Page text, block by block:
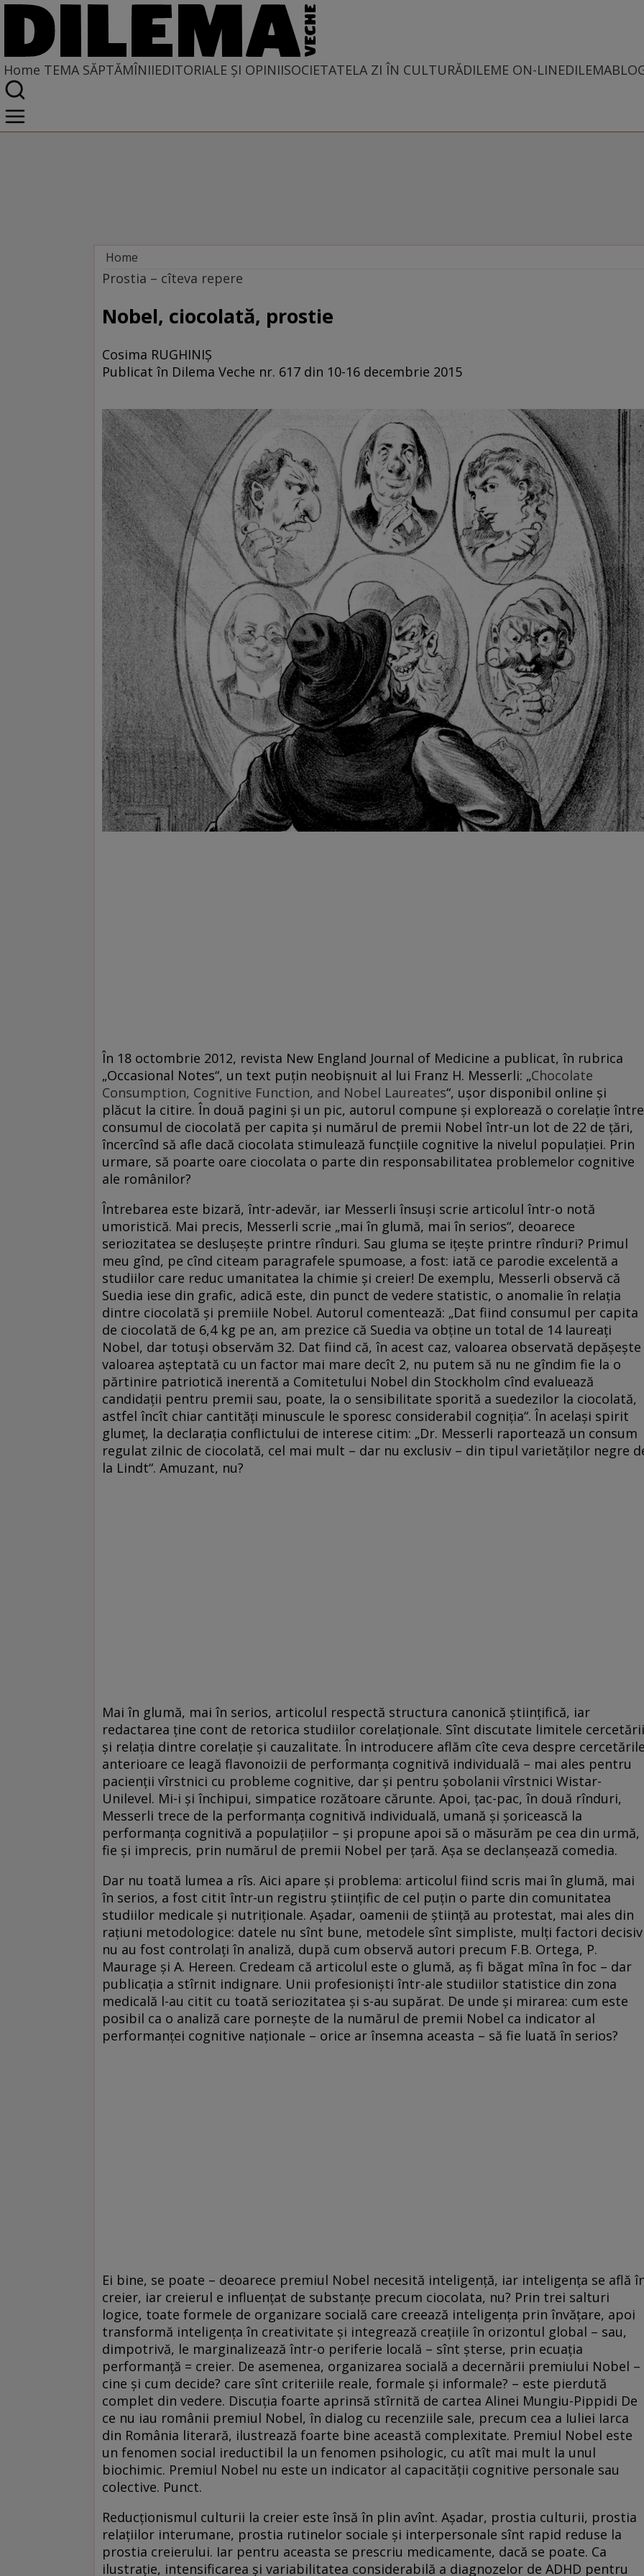
Home TEMA SĂPTĂMÎNIIEDITORIALE ȘI OPINIISOCIETATELA ZI ÎN CULTURĂDILEME ON-LINE
Home
Tema săptămînii
Prostia – cîteva repere
Nobel, ciocolată, prostie
Cosima RUGHINIŞ
Publicat în Dilema Veche nr. 617 din 10-16 decembrie 2015
În 18 octombrie 2012, revista New England Journal of Medicine a publicat, în rubrica
„Occasional Notes“, un text puţin neobişnuit al lui Franz H. Messerli: „Chocolate
Consumption, Cognitive Function, and Nobel Laureates“, uşor disponibil online şi
plăcut la citire. În două pagini şi un pic, autorul compune şi explorează o corelaţie între
consumul de ciocolată per capita şi numărul de premii Nobel într-un lot de 22 de ţări,
încercînd să afle dacă ciocolata stimulează funcţiile cognitive la nivelul populaţiei. Prin
urmare, să poarte oare ciocolata o parte din responsabilitatea problemelor cognitive
ale românilor?
Întrebarea este bizară, într-adevăr, iar Messerli însuşi scrie articolul într-o notă
umoristică. Mai precis, Messerli scrie „mai în glumă, mai în serios“, deoarece
seriozitatea se desluşeşte printre rînduri. Sau gluma se iţeşte printre rînduri? Primul
meu gînd, pe cînd citeam paragrafele spumoase, a fost: iată ce parodie excelentă a
studiilor care reduc umanitatea la chimie şi creier! De exemplu, Messerli observă că
Suedia iese din grafic, adică este, din punct de vedere statistic, o anomalie în relaţia
dintre ciocolată şi premiile Nobel. Autorul comentează: „Dat fiind consumul per capita
de ciocolată de 6,4 kg pe an, am prezice că Suedia va obţine un total de 14 laureaţi
Nobel, dar totuşi observăm 32. Dat fiind că, în acest caz, valoarea observată depăşeşte
valoarea aşteptată cu un factor mai mare decît 2, nu putem să nu ne gîndim fie la o
părtinire patriotică inerentă a Comitetului Nobel din Stockholm cînd evaluează
candidaţii pentru premii sau, poate, la o sensibilitate sporită a suedezilor la ciocolată,
astfel încît chiar cantităţi minuscule le sporesc considerabil cogniţia“. În acelaşi spirit
glumeţ, la declaraţia conflictului de interese citim: „Dr. Messerli raportează un consum
regulat zilnic de ciocolată, cel mai mult – dar nu exclusiv – din tipul varietăţilor negre
la Lindt“. Amuzant, nu?
Mai în glumă, mai în serios, articolul respectă structura canonică ştiinţifică, iar
redactarea ţine cont de retorica studiilor corelaţionale. Sînt discutate limitele cercetării
şi relaţia dintre corelaţie şi cauzalitate. În introducere aflăm cîte ceva despre
anterioare ce leagă flavonoizii de performanţa cognitivă individuală – mai ales pentru
pacienţii vîrstnici cu probleme cognitive, dar şi pentru şobolanii vîrstnici Wistar-
Unilevel. Mi-i şi închipui, simpatice rozătoare cărunte. Apoi, ţac-pac, în două rînduri,
Messerli trece de la performanţa cognitivă individuală, umană şi şoricească la
performanţa cognitivă a populaţiilor – şi propune apoi să o măsurăm pe cea din urmă,
fie şi imprecis, prin numărul de premii Nobel per ţară. Aşa se declanşează comedia.
Dar nu toată lumea a rîs. Aici apare şi problema: articolul fiind scris mai în glumă, mai
în serios, a fost citit într-un registru ştiinţific de cel puţin o parte din comunitatea
studiilor medicale şi nutriţionale. Aşadar, oamenii de ştiinţă au protestat, mai ales din
raţiuni metodologice: datele nu sînt bune, metodele sînt simpliste, mulţi factori
nu au fost controlaţi în analiză, după cum observă autori precum F.B. Ortega, P.
Maurage şi A. Hereen. Credeam că articolul este o glumă, aş fi băgat mîna în foc – dar
publicaţia a stîrnit indignare. Unii profesio­nişti într-ale studiilor statistice din zona
medicală l-au citit cu toată seriozitatea şi s-au supărat. De unde şi mirarea: cum este
posibil ca o analiză care porneşte de la numărul de premii Nobel ca indicator al
performanţei cognitive naţionale – orice ar însemna aceasta – să fie lua­tă în serios?
Ei bine, se poate – deoarece premiul Nobel necesită inteligenţă, iar inteligenţa se află
creier, iar creierul e influenţat de substanţe precum ciocolata, nu? Prin trei salturi
logice, toate formele de organizare socială care creează inteligenţa prin învăţare, apoi
transformă inteligenţa în creativitate şi integrează creaţiile în orizontul global – sau,
dimpotrivă, le marginalizează într-o periferie locală – sînt şterse, prin ecuaţia
performanţă = creier. De asemenea, organizarea socială a decernării premiului Nobel –
cine şi cum decide? care sînt criteriile reale, formale şi informale? – este pierdută
complet din vedere. Discuţia foarte aprinsă stîrnită de cartea Alinei Mungiu-Pippidi De
ce nu iau românii premiul Nobel, în dialog cu recenziile sale, precum cea a Iuliei Iarca
din România literară, ilustrează foarte bine această complexitate. Premiul Nobel este
un fenomen social ireductibil la un fenomen psihologic, cu atît mai mult la unul
biochimic. Premiul Nobel nu este un indicator al capacităţii cognitive personale sau
colective. Punct.
Reducţionismul culturii la creier este însă în plin avînt. Aşadar, prostia culturii, prostia
relaţiilor interumane, prostia rutinelor sociale şi interpersonale sînt rapid reduse la
prostia creierului. Iar pentru aceasta se prescriu medicamente, dacă se poate. Ca
ilustraţie, intensificarea şi variabilitatea considerabilă a diagnozelor de ADHD pentru